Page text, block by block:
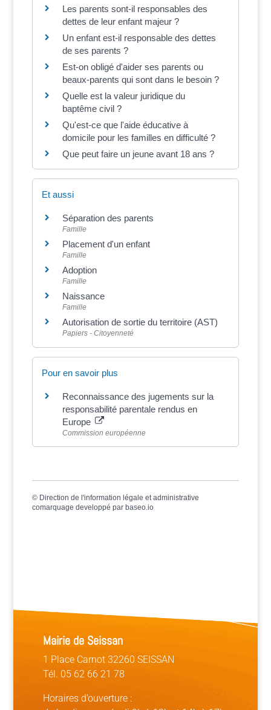
Les parents sont-il responsables des
dettes de leur enfant majeur ?
Un enfant est-il responsable des dettes
de ses parents ?
Est-on obligé d'aider ses parents ou
beaux-parents qui sont dans le besoin ?
Quelle est la valeur juridique du
baptême civil ?
Qu'est-ce que l'aide éducative à
domicile pour les familles en difficulté ?
Que peut faire un jeune avant 18 ans ?
Et aussi
Séparation des parents
Famille
Placement d'un enfant
Famille
Adoption
Famille
Naissance
Famille
Autorisation de sortie du territoire (AST)
Papiers - Citoyenneté
Pour en savoir plus
Reconnaissance des jugements sur la
responsabilité parentale rendus en
Europe
Commission européenne
© Direction de l'information légale et administrative
comarquage developpé par baseo.io
Mairie de Seissan
1 Place Carnot 32260 SEISSAN
Tél. 05 62 66 21 78
Horaires d’ouverture :